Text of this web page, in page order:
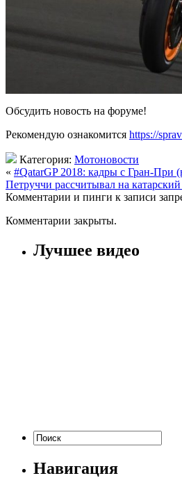
Обсудить новость на форуме!
Рекомендую ознакомится https://
Категория: Мотоновости
« #QatarGP 2018: кадры с Гран-При
Петруччи рассчитывал на
Комментарии и пинги к записи
Комментарии закрыты.
Лучшее видео
Навигация